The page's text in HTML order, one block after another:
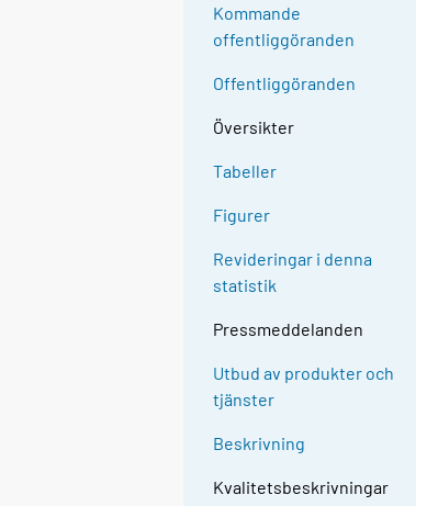
Kommande
offentliggöranden
Offentliggöranden
Översikter
Tabeller
Figurer
Revideringar i denna
statistik
Pressmeddelanden
Utbud av produkter och
tjänster
Beskrivning
Kvalitetsbeskrivningar